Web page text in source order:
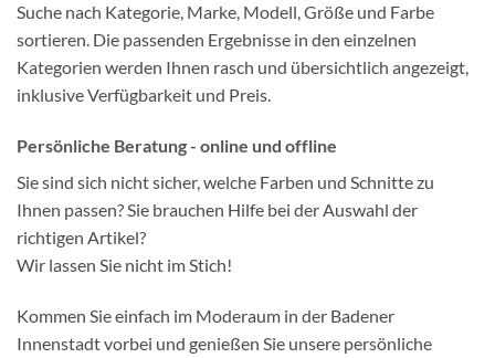
Suche nach Kategorie, Marke, Modell, Größe und Farbe
sortieren. Die passenden Ergebnisse in den einzelnen
Kategorien werden Ihnen rasch und übersichtlich angezeigt,
inklusive Verfügbarkeit und Preis.
Persönliche Beratung - online und offline
Sie sind sich nicht sicher, welche Farben und Schnitte zu
Ihnen passen? Sie brauchen Hilfe bei der Auswahl der
richtigen Artikel?
Wir lassen Sie nicht im Stich!
Kommen Sie einfach im Moderaum in der Badener
Innenstadt vorbei und genießen Sie unsere persönliche